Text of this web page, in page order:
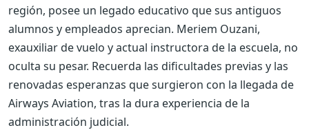
región, posee un legado educativo que sus antiguos
alumnos y empleados aprecian. Meriem Ouzani,
exauxiliar de vuelo y actual instructora de la escuela, no
oculta su pesar. Recuerda las dificultades previas y las
renovadas esperanzas que surgieron con la llegada de
Airways Aviation, tras la dura experiencia de la
administración judicial.